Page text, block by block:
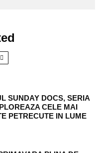
SUNDAY DOCS, SERIA
CELE MAI
PETRECUTE IN LUME